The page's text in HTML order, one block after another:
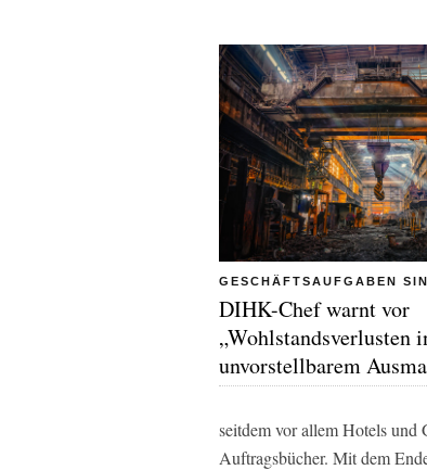
GESCHÄFTSAUFGABEN
DIHK-Chef warnt vor
„Wohlstandsverlusten
unvorstellbarem
seitdem vor allem Hotels und
Auftragsbücher. Mit dem